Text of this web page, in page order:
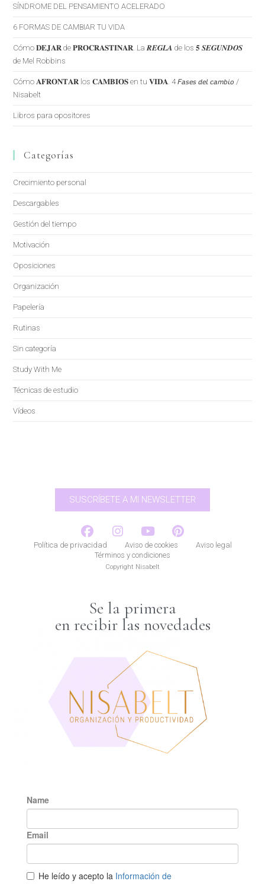
SÍNDROME DEL PENSAMIENTO ACELERADO
6 FORMAS DE CAMBIAR TU VIDA
Cómo 𝐃𝐄𝐉𝐀𝐑 de 𝐏𝐑𝐎𝐂𝐑𝐀𝐒𝐓𝐈𝐍𝐀𝐑. La 𝑹𝑬𝑮𝑳𝑨 de los 𝟓 𝑺𝑬𝑮𝑼𝑵𝑫𝑶𝑺
de Mel Robbins
Cómo 𝐀𝐅𝐑𝐎𝐍𝐓𝐀𝐑 los 𝐂𝐀𝐌𝐁𝐈𝐎𝐒 en tu 𝐕𝐈𝐃𝐀. 4 𝘍𝘢𝘴𝘦𝘴 𝘥𝘦𝘭 𝘤𝘢𝘮𝘣𝘪𝘰 /
Nisabelt
Libros para opositores
Categorías
Crecimiento personal
Descargables
Gestión del tiempo
Motivación
Oposiciones
Organización
Papelería
Rutinas
Sin categoría
Study With Me
Técnicas de estudio
Vídeos
SUSCRÍBETE A MI NEWSLETTER
Política de privacidad Aviso de cookies
Aviso legal
Términos y condiciones
Copyright Nisabelt
Se la primera
en recibir las novedades